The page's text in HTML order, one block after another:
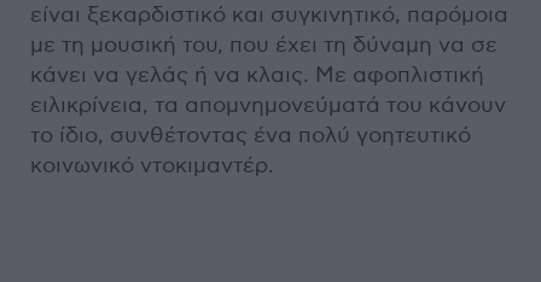
είναι ξεκαρδιστικό και συγκινητικό, παρόμοια
με τη μουσική του, που έχει τη δύναμη να σε
κάνει να γελάς ή να κλαις. Με αφοπλιστική
ειλικρίνεια, τα απομνημονεύματά του κάνουν
το ίδιο, συνθέτοντας ένα πολύ γοητευτικό
κοινωνικό ντοκιμαντέρ.